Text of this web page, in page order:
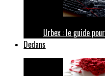
Urbex : le guide
Dedans